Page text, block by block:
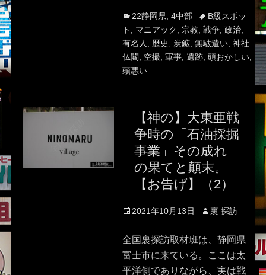
Categories
22静岡県 4中部 TagsB級スポッ
ト
マニアック 宗教 戦争, 政治,
有名人
歴史 炭鉱, 無駄遣い, 神社
仏閣
空撮, 軍事, 遺跡, 頭おかしい,
頭悪い
【神の】大東亜戦
争時の「石油採掘
事業」その成れ
の果てと顛末。
【お告げ】（2）
Posted
2021年10月13日 Author
裏 探訪
全国裏探訪取材班は、静岡県
富士市に来ている。ここは太
平洋側でありながら、実は戦